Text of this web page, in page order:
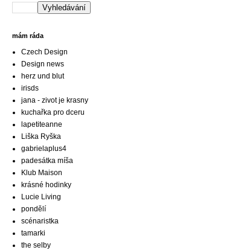
mám ráda
Czech Design
Design news
herz und blut
irisds
jana - zivot je krasny
kuchařka pro dceru
lapetiteanne
Liška Ryška
gabrielaplus4
padesátka míša
Klub Maison
krásné hodinky
Lucie Living
pondělí
scénaristka
tamarki
the selby